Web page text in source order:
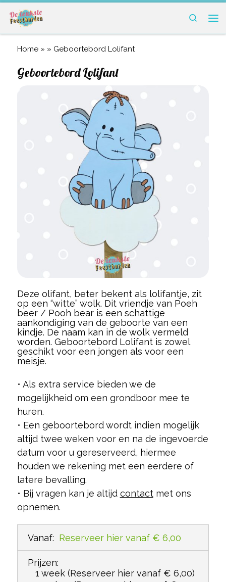
Ga naar inhoud
Search
Home» » Geboortebord Lolifant
Geboortebord Lolifant
Deze olifant, beter bekent als lolifantje, zit
op een “witte” wolk. Dit vriendje van Poeh
beer / Pooh bear is een schattige
aankondiging van de geboorte van een
kindje. De naam kan in de wolk vermeld
worden. Geboortebord Lolifant is zowel
geschikt voor een jongen als voor een
meisje.
• Als extra service bieden we de
mogelijkheid om een grondboor mee te
huren.
• Een geboortebord wordt indien mogelijk
altijd twee weken voor en na de ingevoerde
datum voor u gereserveerd, hiermee
houden we rekening met een eerdere of
latere bevalling.
• Bij vragen kan je altijd contactmet ons
opnemen.
Vanaf: Reserveer hier vanaf € 6,00
Prijzen:
1 week (Reserveer hier vanaf € 6,00)